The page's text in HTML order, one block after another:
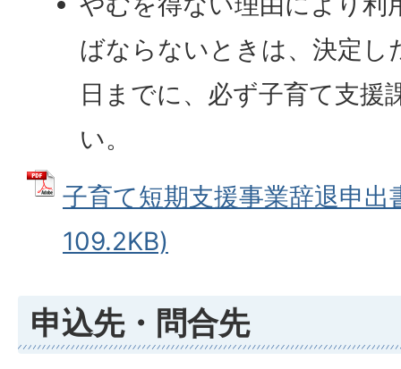
ばならないときは、決定し
日までに、必ず子育て支援
い。
子育て短期支援事業辞退申出
109.2KB)
申込先・問合先